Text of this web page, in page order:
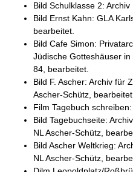
Bild Schulklasse 2:
Bild Ernst Kahn: GLA
bearbeitet.
Bild Cafe Simon:
Jüdische Gotteshäuser
84, bearbeitet.
Bild F. Ascher: Archiv für
Ascher-Schütz, bearbeitet.
Film Tagebuch
Bild Tagebuchseite:
NL Ascher-Schütz,
Bild Ascher Weltkrieg:
NL Ascher-Schütz,